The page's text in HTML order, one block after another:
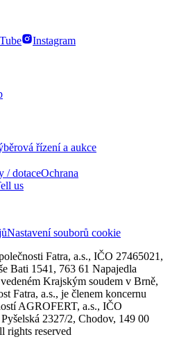
Instagram
řízení a aukce
/ dotaceOchrana
us
Nastavení souborů cookie
Fatra, a.s., IČO 27465021,
Bati 1541, 763 61 Napajedla
Krajským soudem v Brně,
Fatra, a.s., je členem koncernu
AGROFERT, a.s., IČO
2327/2, Chodov, 149 00
rights reserved